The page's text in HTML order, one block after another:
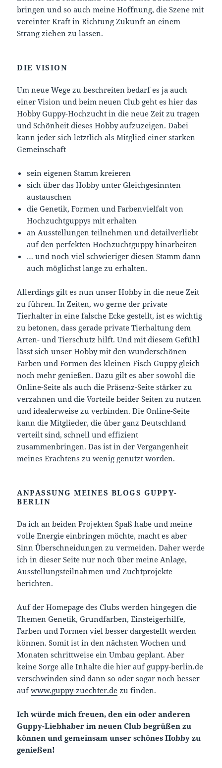
bringen und so auch meine Hoffnung, die Szene mit
vereinter Kraft in Richtung Zukunft an einem
Strang ziehen zu lassen.
DIE VISION
Um neue Wege zu beschreiten bedarf es ja auch
einer Vision und beim neuen Club geht es hier das
Hobby Guppy-Hochzucht in die neue Zeit zu tragen
und Schönheit dieses Hobby aufzuzeigen. Dabei
kann jeder sich letztlich als Mitglied einer starken
Gemeinschaft
sein eigenen Stamm kreieren
sich über das Hobby unter Gleichgesinnten
austauschen
die Genetik, Formen und Farbenvielfalt von
Hochzuchtguppys mit erhalten
an Ausstellungen teilnehmen und detailverliebt
auf den perfekten Hochzuchtguppy hinarbeiten
… und noch viel schwieriger diesen Stamm dann
auch möglichst lange zu erhalten.
Allerdings gilt es nun unser Hobby in die neue Zeit
zu führen. In Zeiten, wo gerne der private
Tierhalter in eine falsche Ecke gestellt, ist es wichtig
zu betonen, dass gerade private Tierhaltung dem
Arten- und Tierschutz hilft. Und mit diesem Gefühl
lässt sich unser Hobby mit den wunderschönen
Farben und Formen des kleinen Fisch Guppy gleich
noch mehr genießen. Dazu gilt es aber sowohl die
Online-Seite als auch die Präsenz-Seite stärker zu
verzahnen und die Vorteile beider Seiten zu nutzen
und idealerweise zu verbinden. Die Online-Seite
kann die Mitglieder, die über ganz Deutschland
verteilt sind, schnell und effizient
zusammenbringen. Das ist in der Vergangenheit
meines Erachtens zu wenig genutzt worden.
ANPASSUNG MEINES BLOGS GUPPY-
BERLIN
Da ich an beiden Projekten Spaß habe und meine
volle Energie einbringen möchte, macht es aber
Sinn Überschneidungen zu vermeiden. Daher werde
ich in dieser Seite nur noch über meine Anlage,
Ausstellungsteilnahmen und Zuchtprojekte
berichten.
Auf der Homepage des Clubs werden hingegen die
Themen Genetik, Grundfarben, Einsteigerhilfe,
Farben und Formen viel besser dargestellt werden
können. Somit ist in den nächsten Wochen und
Monaten schrittweise ein Umbau geplant. Aber
keine Sorge alle Inhalte die hier auf guppy-berlin.de
verschwinden sind dann so oder sogar noch besser
aufwww.guppy-zuechter.de zu finden.
Ich würde mich freuen, den ein oder anderen
Guppy-Liebhaber im neuen Club begrüßen zu
können und gemeinsam unser schönes Hobby zu
genießen!